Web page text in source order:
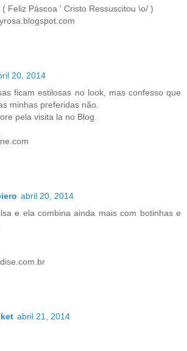
( Feliz Páscoa ' Cristo Ressuscitou \o/ )
20, 2014
ficam estilosas no look, mas confesso que
minhas preferidas não.
pela visita la no Blog.
abril 20, 2014
e ela combina ainda mais com botinhas e
abril 21, 2014